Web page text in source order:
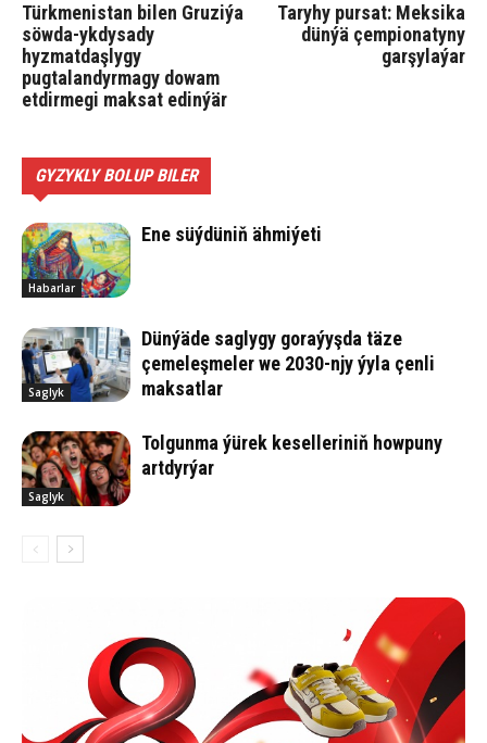
Türkmenistan bilen Gruziýa
söwda-ykdysady
hyzmatdaşlygy
pugtalandyrmagy dowam
etdirmegi maksat edinýär
Taryhy pursat: Meksika
dünýä çempionatyny
garşylaýar
GYZYKLY BOLUP BILER
Habarlar
Ene süý­dü­niň äh­mi­ýe­ti
Saglyk
Dünýäde saglygy goraýyşda täze
çemeleşmeler we 2030-njy ýyla çenli
maksatlar
Saglyk
Tolgunma ýürek keselleriniň howpuny
artdyrýar